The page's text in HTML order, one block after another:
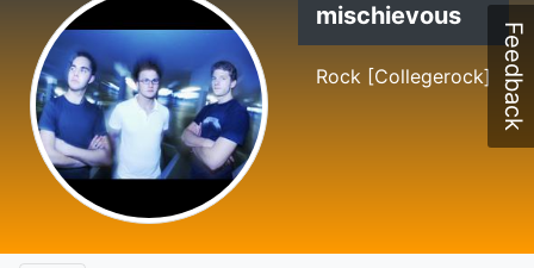
mischievous
Rock [Collegerock] Feedback